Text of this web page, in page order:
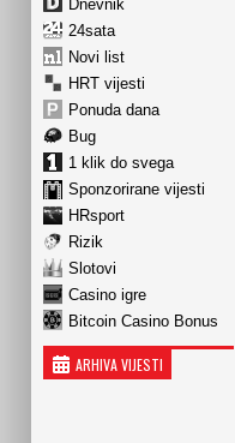
Dnevnik
24sata
Novi list
HRT vijesti
Ponuda dana
Bug
1 klik do svega
Sponzorirane vijesti
HRsport
Rizik
Slotovi
Casino igre
Bitcoin Casino Bonus
ARHIVA VIJESTI